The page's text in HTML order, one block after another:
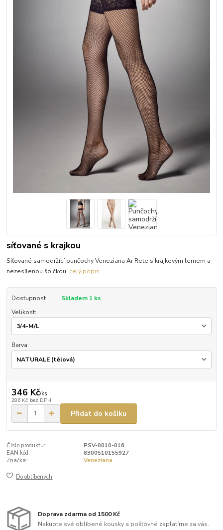
síťované s krajkou
Síťované samodržící punčochy Veneziana Ar Rete s krajkovým lemem a
nezesílenou špičkou. celý popis
Dostupnost
Skladem 1 ks
Velikost:
Barva:
346 Kč/ks
286 Kč bez DPH
Přidat do košíku
Číslo produktu:
PSV-0010-016
EAN kód:
8300510155927
Značka:
Veneziana
Do oblíbených
Doprava zdarma od 1500 Kč
Nakupte své oblíbené kousky a poštovné zaplatíme za vás.